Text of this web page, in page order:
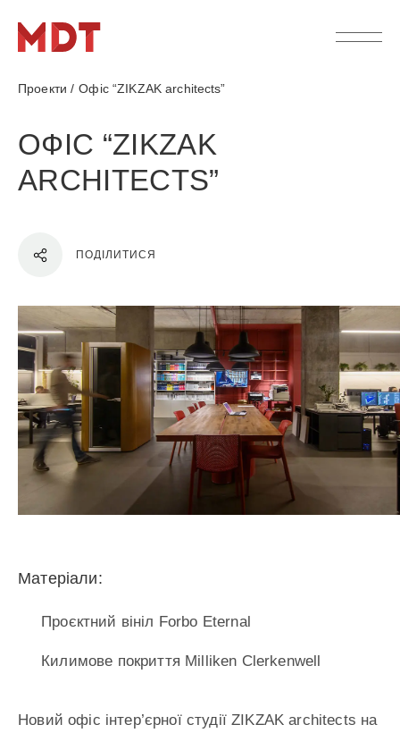
Проекти / Офіс “ZIKZAK architects”
ОФІС “ZIKZAK
ARCHITECTS”
ПОДІЛИТИСЯ
Матеріали:
Проєктний вініл Forbo Eternal
Килимове покриття Milliken Clerkenwell
Новий офіс інтер’єрної студії ZIKZAK architects на